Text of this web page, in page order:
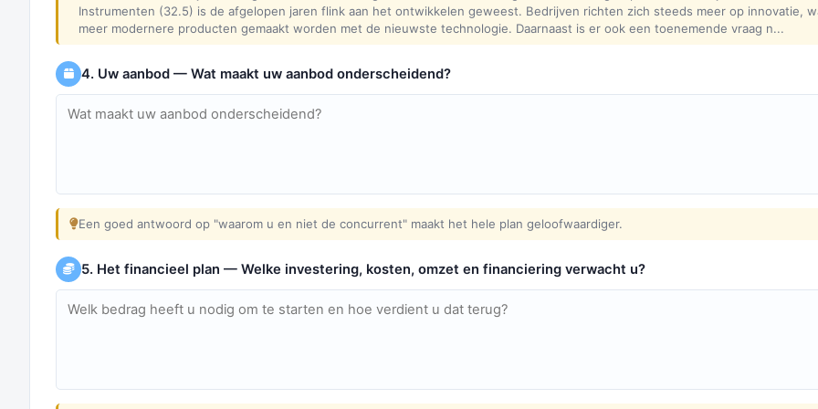
Instrumenten (32.5) is de afgelopen jaren flink aan het ontwikkelen geweest. Bedrijven richten zich steeds meer op innovatie,
meer modernere producten gemaakt worden met de nieuwste technologie. Daarnaast is er ook een toenemende vraag n...
4. Uw aanbod — Wat maakt uw aanbod onderscheidend?
Een goed antwoord op "waarom u en niet de concurrent" maakt het hele plan geloofwaardiger.
5. Het financieel plan — Welke investering, kosten, omzet en financiering verwacht u?